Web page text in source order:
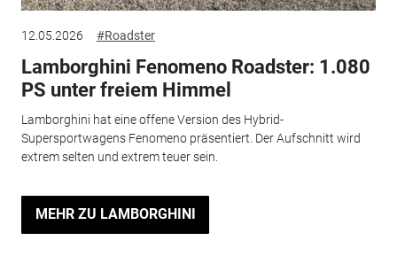
12.05.2026 #Roadster
Lamborghini Fenomeno Roadster: 1.080
PS unter freiem Himmel
Lamborghini hat eine offene Version des Hybrid-
Supersportwagens Fenomeno präsentiert. Der Aufschnitt wird
extrem selten und extrem teuer sein.
MEHR ZU LAMBORGHINI